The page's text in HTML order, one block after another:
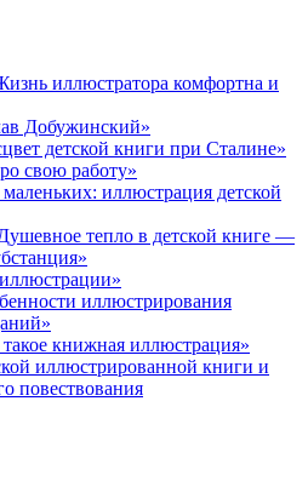
иллюстратора комфортна и
Добужинский»
детской книги при Сталине»
свою работу»
иллюстрация детской
тепло в детской книге —
иллюстрирования
книжная иллюстрация»
иллюстрированной книги и
повествования